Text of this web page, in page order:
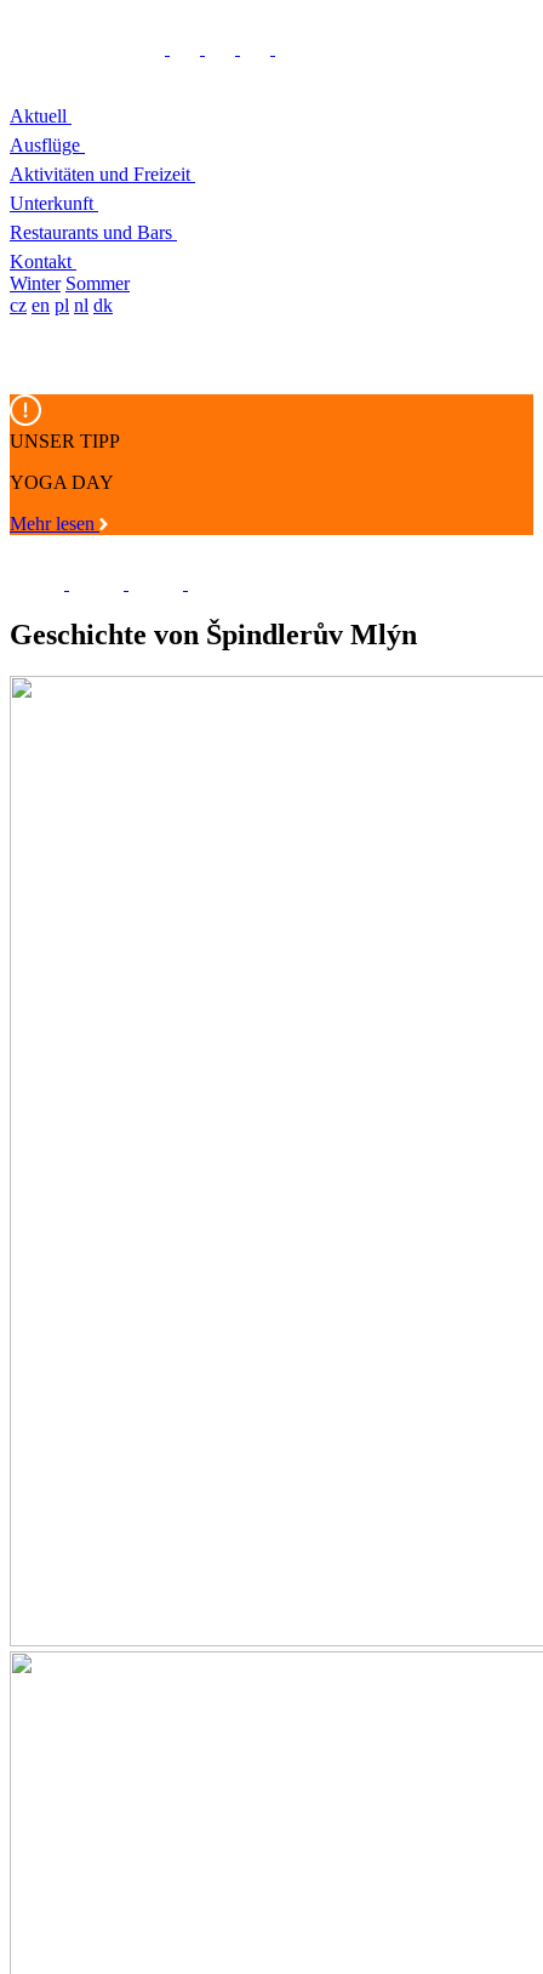
Aktuell
Ausflüge
Aktivitäten und Freizeit
Unterkunft
Restaurants und Bars
Kontakt
Winter Sommer
cz en pl nl dk
UNSER TIPP
YOGA DAY
Mehr lesen
Geschichte von Špindlerův Mlýn